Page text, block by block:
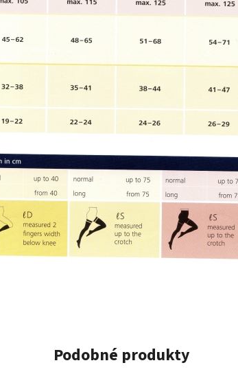
Podobné produkty